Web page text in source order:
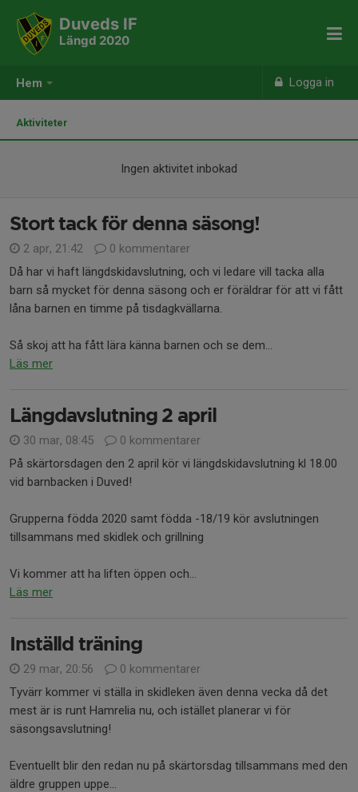
Hem Logga in
Duveds IF
Längd 2020
Aktiviteter
Ingen aktivitet inbokad
Stort tack för denna säsong!
2 apr, 21:42
0 kommentarer
Då har vi haft längdskidavslutning, och vi ledare vill tacka alla
barn så mycket för denna säsong och er föräldrar för att vi fått
låna barnen en timme på tisdagkvällarna.
Så skoj att ha fått lära känna barnen och se dem...
Läs mer
Längdavslutning 2 april
30 mar, 08:45
0 kommentarer
På skärtorsdagen den 2 april kör vi längdskidavslutning kl 18.00
vid barnbacken i Duved!
Grupperna födda 2020 samt födda -18/19 kör avslutningen
tillsammans med skidlek och grillning
Vi kommer att ha liften öppen och...
Läs mer
Inställd träning
29 mar, 20:56
0 kommentarer
Tyvärr kommer vi ställa in skidleken även denna vecka då det
mest är is runt Hamrelia nu, och istället planerar vi för
säsongsavslutning!
Eventuellt blir den redan nu på skärtorsdag tillsammans med den
äldre gruppen uppe...